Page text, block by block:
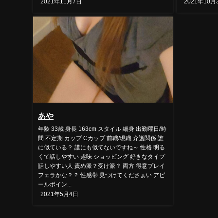
2021年11月7日
2021年10月
あや
年齢 33歳 身長 163cm スタイル 細身 出勤曜日/時
間 不定期 カップ Cカップ 前職/現職 介護関係 誰
に似ている？ 誰にも似てないですね～ 性格 明る
くて話しやすい 趣味 ショッピング 好きなタイプ
話しやすい人 責め派？受け派？ 両方 得意プレイ
フェラかな？？ 性感帯 見つけてくださぁい アピ
ールポイン...
2021年5月4日